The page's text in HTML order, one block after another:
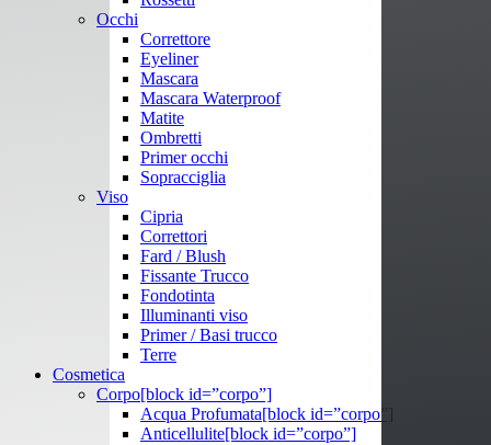
Occhi
Correttore
Eyeliner
Mascara
Mascara Waterproof
Matite
Ombretti
Primer occhi
Sopracciglia
Viso
Cipria
Correttori
Fard / Blush
Fissante Trucco
Fondotinta
Illuminanti viso
Primer / Basi trucco
Terre
Cosmetica
Corpo[block id=”corpo”]
Acqua Profumata[block id=”corpo”]
Anticellulite[block id=”corpo”]